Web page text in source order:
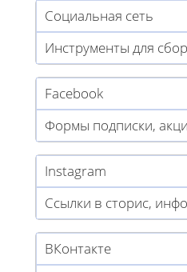
Социальная сеть
Инструменты для
Facebook
Формы подписки,
Instagram
Ссылки в сторис,
ВКонтакте